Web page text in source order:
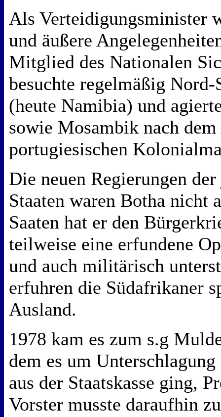
Als Verteidigungsminister
und äußere
Mitglied des Nationalen
besuchte regelmäßig
(heute Namibia) und
sowie Mosambik nach
portugiesischen
Die neuen Regierungen
Staaten waren Botha nicht
Saaten hat er den
teilweise eine erfundene
und auch militärisch
erfuhren die Südafrikaner
Ausland.
1978 kam es zum s.g
dem es um
aus der Staatskasse ging,
Vorster musste daraufhin